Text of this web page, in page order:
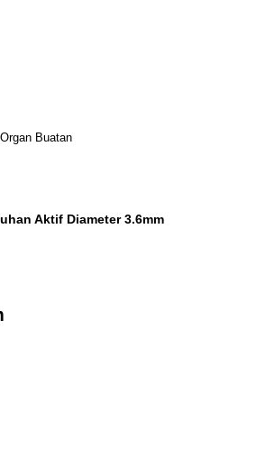
Buatan
Aktif Diameter 3.6mm